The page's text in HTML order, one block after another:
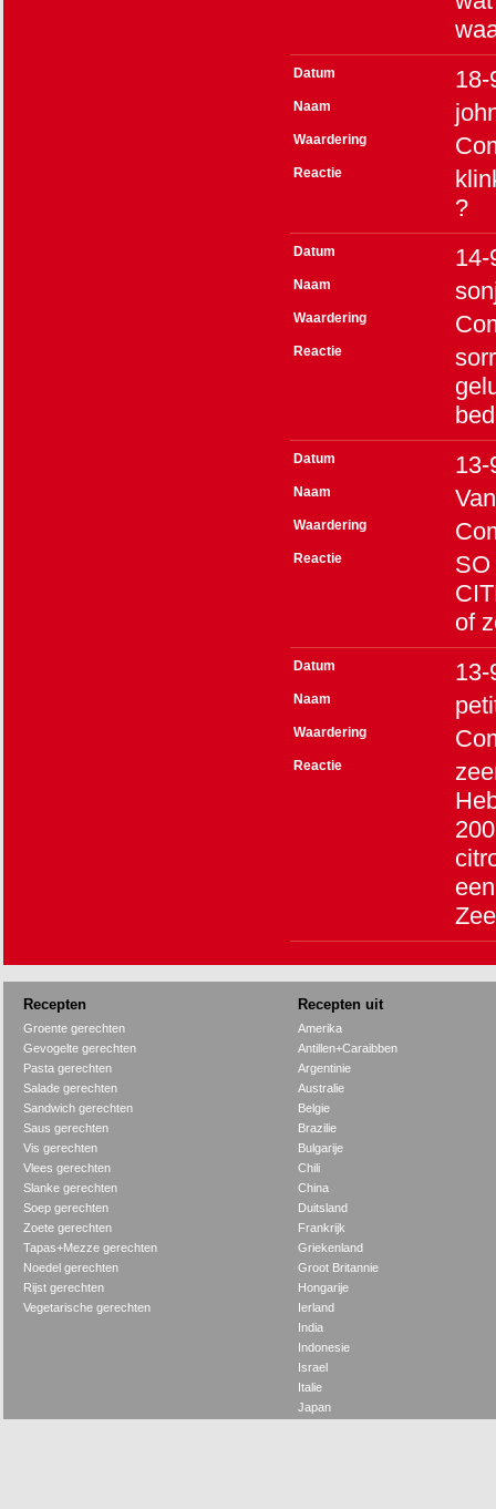
Datum 18-
Naam
Waardering
Reactie
?
Datum 14-
Naam
Waardering
Reactie
Datum 13-
Naam
Waardering
Reactie
of
Datum 13-
Naam
Waardering
Reactie
Recepten Recepten uit
Groente gerechten
Gevogelte gerechten
Pasta gerechten
Salade gerechten
Sandwich gerechten
Saus gerechten
Vis gerechten
Vlees gerechten
Slanke gerechten
Soep gerechten
Zoete gerechten
Tapas+Mezze gerechten
Noedel gerechten
Rijst gerechten
Vegetarische gerechten
Amerika
Antillen+Caraibben
Argentinie
Australie
Belgie
Brazilie
Bulgarije
Chili
China
Duitsland
Frankrijk
Griekenland
Groot Britannie
Hongarije
Ierland
India
Indonesie
Israel
Italie
Japan